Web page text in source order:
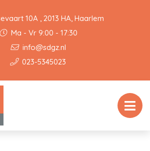
10A , 2013 HA, Haarlem
Ma - Vr 9:00 - 17:30
info@sdgz.nl
023-5345023